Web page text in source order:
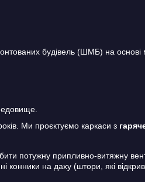
будівель (ШМБ) на основі
Ми проєктуємо каркаси з
потужну припливно-витяжну
конники на даху (штори, які